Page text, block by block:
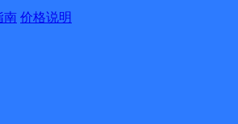
南 价格说明
服务协议